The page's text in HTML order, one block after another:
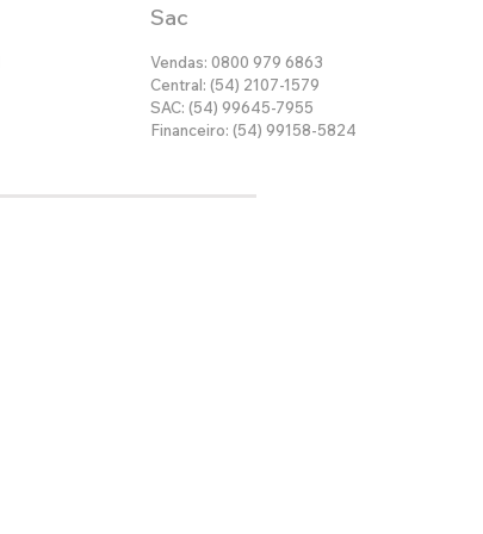
Sac
Vendas: 0800 979 6863
Central: (54) 2107-1579
SAC: (54) 99645-7955
Financeiro: (54) 99158-5824